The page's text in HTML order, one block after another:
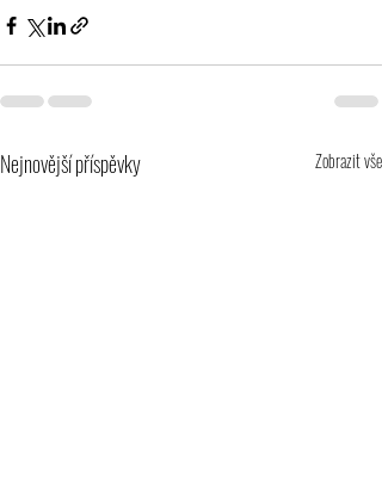
Nejnovější příspěvky Zobrazit vše